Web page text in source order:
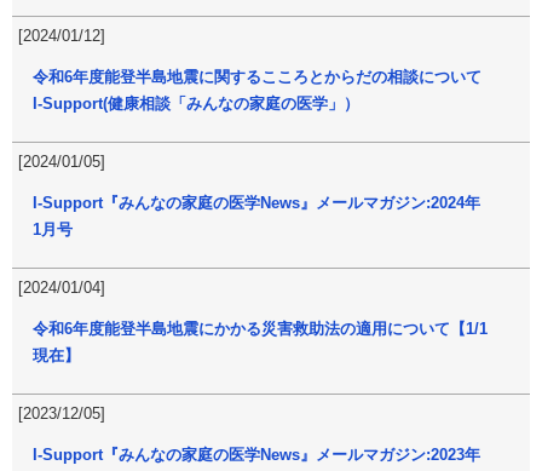
[2024/01/12]
令和6年度能登半島地震に関するこころとからだの相談について
I-Support(健康相談「みんなの家庭の医学」）
[2024/01/05]
I-Support『みんなの家庭の医学News』メールマガジン:2024年
1月号
[2024/01/04]
令和6年度能登半島地震にかかる災害救助法の適用について【1/1
現在】
[2023/12/05]
I-Support『みんなの家庭の医学News』メールマガジン:2023年